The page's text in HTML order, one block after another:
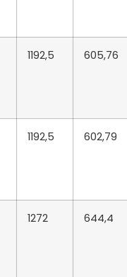
1192,5 605,76
1192,5 602,79
1272 644,4